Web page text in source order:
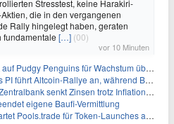
Stresstest, keine Harakiri-
die in den vergangenen
Rally hingelegt haben, geraten
fundamentale […] (00)
vor 10 Minuten
Penguins für Wachstum über den Handel hinaus
Altcoin-Rallye an, während Bitcoin $65.000 anpeilt
senkt Zinsen trotz Inflations-Schock – ein riskantes Spiel
eigene Baufi-Vermittlung
für Token-Launches auf Robinhood Chain